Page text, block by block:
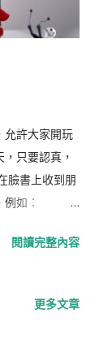
許大家開玩
只要認真，
臉書上收到朋
如：
節目，而且一
閱讀完整內容
更多文章